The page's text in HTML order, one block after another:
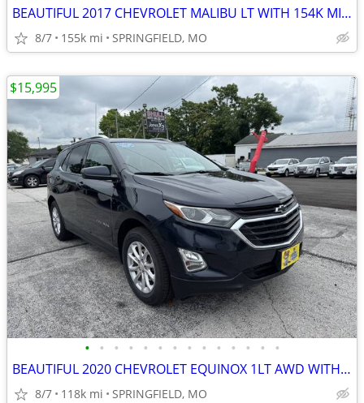
BEAUTIFUL 2017 CHEVROLET MALIBU LT WITH 154K MILES, 1 OWNER, ACCIDENT
8/7 155k mi SPRINGFIELD, MO
• • • • • • • • • • • • • •
BEAUTIFUL 2020 CHEVROLET EQUINOX 1LT AWD WITH 118K MILES, 1 OWNER, ACC
8/7 118k mi SPRINGFIELD, MO
$15,995